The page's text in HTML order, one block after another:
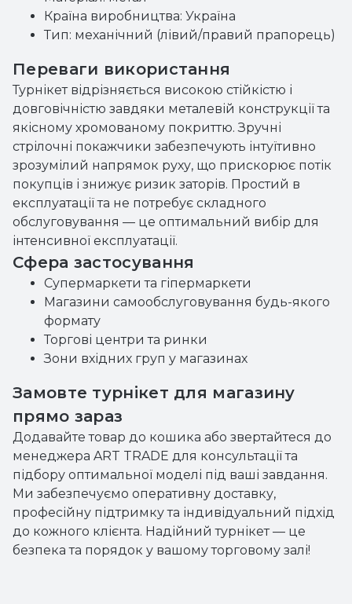
Країна виробництва: Україна
Тип: механічний (лівий/правий прапорець)
Переваги використання
Турнікет відрізняється високою стійкістю і
довговічністю завдяки металевій конструкції та
якісному хромованому покриттю. Зручні
стрілочні покажчики забезпечують інтуїтивно
зрозумілий напрямок руху, що прискорює потік
покупців і знижує ризик заторів. Простий в
експлуатації та не потребує складного
обслуговування — це оптимальний вибір для
інтенсивної експлуатації.
Сфера застосування
Супермаркети та гіпермаркети
Магазини самообслуговування будь-якого
формату
Торгові центри та ринки
Зони вхідних груп у магазинах
Замовте турнікет для магазину
прямо зараз
Додавайте товар до кошика або звертайтеся до
менеджера ART TRADE для консультації та
підбору оптимальної моделі під ваші завдання.
Ми забезпечуємо оперативну доставку,
професійну підтримку та індивідуальний підхід
до кожного клієнта. Надійний турнікет — це
безпека та порядок у вашому торговому залі!